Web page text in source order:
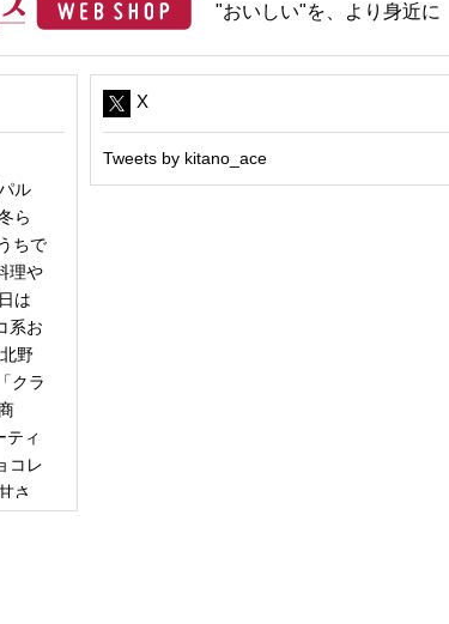
"おいしい"を、より身近に
ル
ら
ちで
理や
は
系お
野
クラ
ティ
コレ
さ
X
Tweets by kitano_ace